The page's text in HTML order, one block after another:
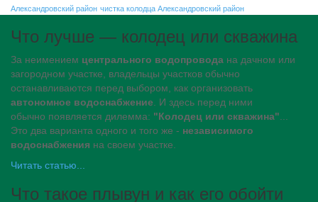
Александровский район чистка колодца Александровский район
Что лучше — колодец или скважина
За неимением центрального водопровода на дачном или
загородном участке, владельцы участков обычно
останавливаются перед выбором, как организовать
автономное водоснабжение . И здесь перед ними
обычно появляется дилемма: "Колодец или скважина"
Это два варианта одного и того же - независимого
водоснабжения на своем участке.
Читать статью...
Что такое плывун и как его обойти